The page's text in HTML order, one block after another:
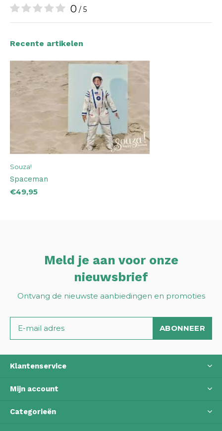
0 / 5
Recente artikelen
Souza!
Spaceman
€49,95
Meld je aan voor onze
nieuwsbrief
Ontvang de nieuwste aanbiedingen en promoties
ABONNEER
Klantenservice
Mijn account
Categorieën